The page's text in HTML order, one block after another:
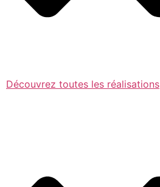
Découvrez toutes les réalisations